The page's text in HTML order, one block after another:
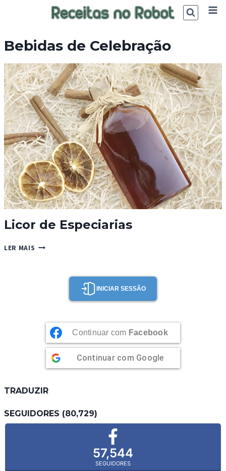
Bebidas de Celebração
Licor de Especiarias
LER MAIS LICOR
INICIAR SESSÃO
Continuar com Facebook
Continuar com Google
TRADUZIR
SEGUIDORES (80,729)
57,544
SEGUIDORES